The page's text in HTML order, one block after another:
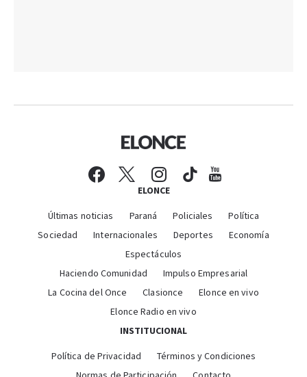
ELONCE
Últimas noticias Paraná Policiales
Política
Sociedad
Internacionales Deportes
Economía
Espectáculos
Haciendo Comunidad
Impulso Empresarial
La Cocina del Once
Clasionce
Elonce en vivo
Elonce Radio en vivo
INSTITUCIONAL
Política de Privacidad
Términos y Condiciones